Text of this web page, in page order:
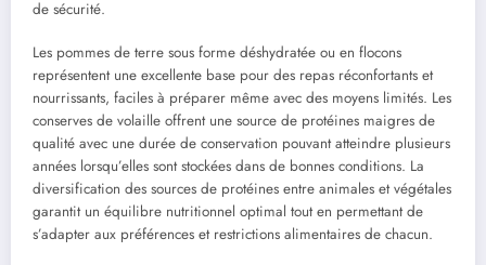
de sécurité.
Les pommes de terre sous forme déshydratée ou en flocons
représentent une excellente base pour des repas réconfortants et
nourrissants, faciles à préparer même avec des moyens limités. Les
conserves de volaille offrent une source de protéines maigres de
qualité avec une durée de conservation pouvant atteindre plusieurs
années lorsqu’elles sont stockées dans de bonnes conditions. La
diversification des sources de protéines entre animales et végétales
garantit un équilibre nutritionnel optimal tout en permettant de
s’adapter aux préférences et restrictions alimentaires de chacun.